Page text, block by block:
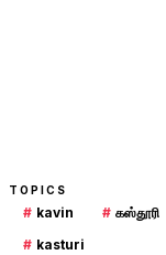
TOPICS
# kavin # கஸ்தூரி
# kasturi